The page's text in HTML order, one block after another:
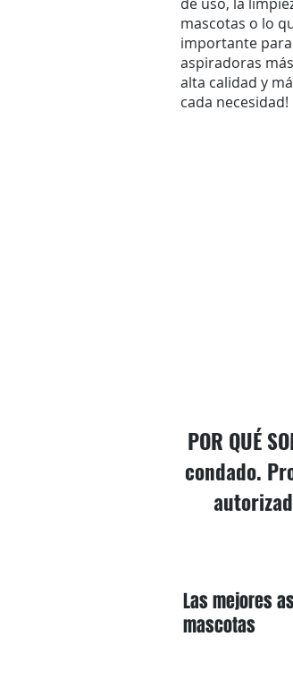
mascotas o lo
importante para
aspiradoras
alta calidad y
cada necesidad!
POR QUÉ
condado.
Las mejores
mascotas